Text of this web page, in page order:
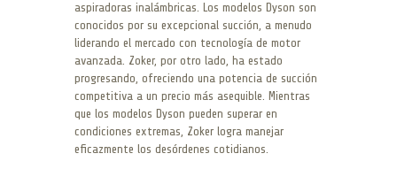
aspiradoras inalámbricas. Los modelos Dyson son
conocidos por su excepcional succión, a menudo
liderando el mercado con tecnología de motor
avanzada. Zoker, por otro lado, ha estado
progresando, ofreciendo una potencia de succión
competitiva a un precio más asequible. Mientras
que los modelos Dyson pueden superar en
condiciones extremas, Zoker logra manejar
eficazmente los desórdenes cotidianos.